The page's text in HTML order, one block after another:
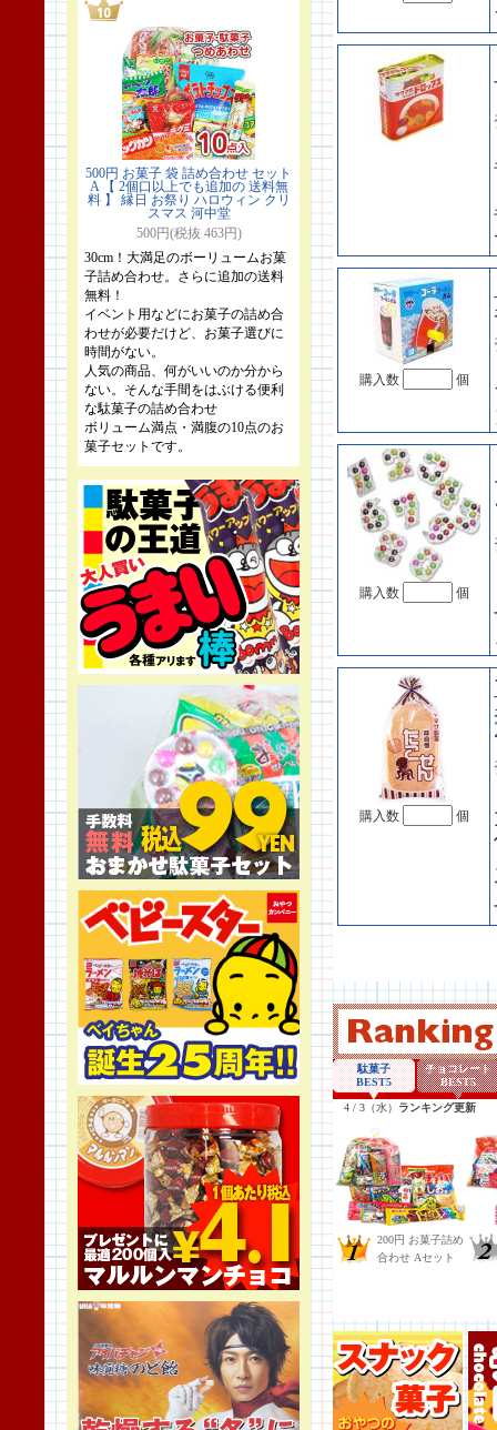
500円 お菓子 袋 詰め合わせ セット
A 【 2個口以上でも追加の 送料無
料 】 縁日 お祭り ハロウィン クリ
スマス 河中堂
500円(税抜 463円)
30cm！大満足のボーリュームお菓
子詰め合わせ。さらに追加の送料
無料！
イベント用などにお菓子の詰め合
わせが必要だけど、お菓子選びに
時間がない。
人気の商品、何がいいのか分から
ない。そんな手間をはぶける便利
な駄菓子の詰め合わせ
ボリューム満点・満腹の10点のお
菓子セットです。
購入数 個
購入数 個
購入数 個